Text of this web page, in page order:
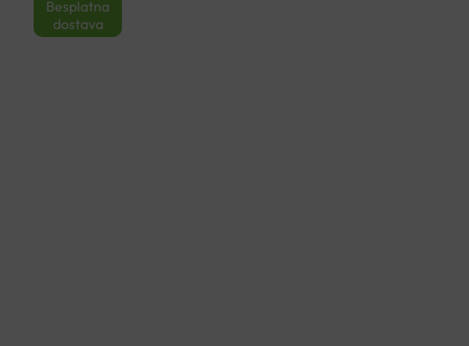
Besplatna
dostava